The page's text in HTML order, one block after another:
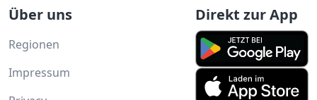
Über uns
Regionen
Impressum
Direkt zur App